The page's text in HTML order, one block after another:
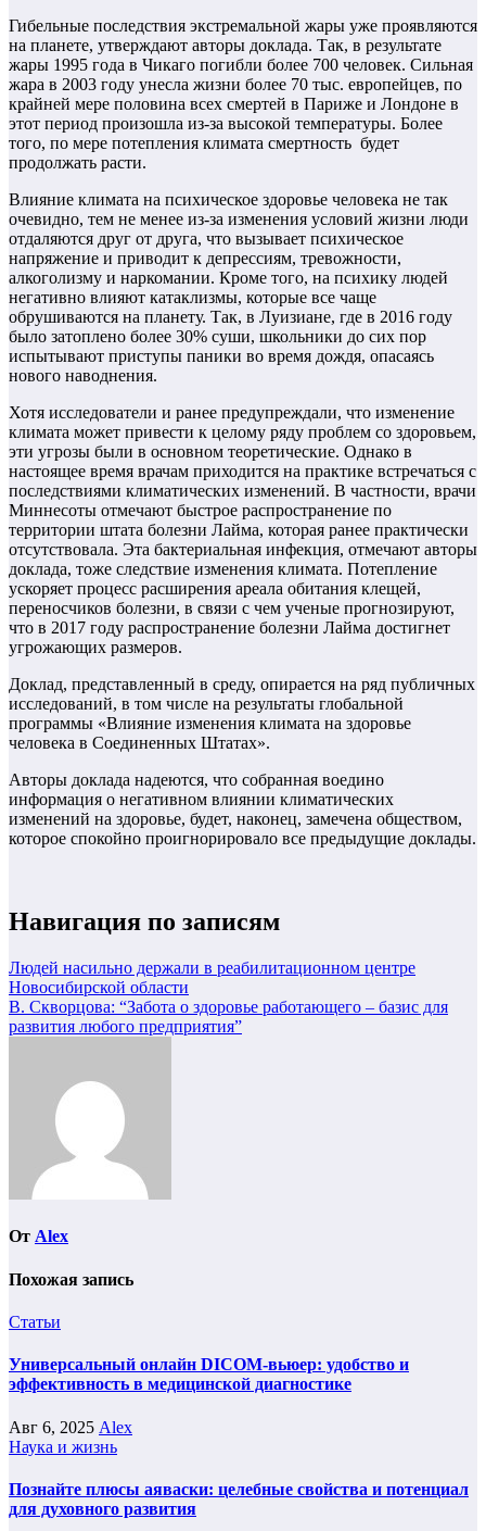
Гибельные последствия экстремальной жары уже проявляются
на планете, утверждают авторы доклада. Так, в результате
жары 1995 года в Чикаго погибли более 700 человек. Сильная
жара в 2003 году унесла жизни более 70 тыс. европейцев, по
крайней мере половина всех смертей в Париже и Лондоне в
этот период произошла из-за высокой температуры. Более
того, по мере потепления климата смертность будет
продолжать расти.
Влияние климата на психическое здоровье человека не так
очевидно, тем не менее из-за изменения условий жизни люди
отдаляются друг от друга, что вызывает психическое
напряжение и приводит к депрессиям, тревожности,
алкоголизму и наркомании. Кроме того, на психику людей
негативно влияют катаклизмы, которые все чаще
обрушиваются на планету. Так, в Луизиане, где в 2016 году
было затоплено более 30% суши, школьники до сих пор
испытывают приступы паники во время дождя, опасаясь
нового наводнения.
Хотя исследователи и ранее предупреждали, что изменение
климата может привести к целому ряду проблем со здоровьем,
эти угрозы были в основном теоретические. Однако в
настоящее время врачам приходится на практике встречаться с
последствиями климатических изменений. В частности, врачи
Миннесоты отмечают быстрое распространение по
территории штата болезни Лайма, которая ранее практически
отсутствовала. Эта бактериальная инфекция, отмечают авторы
доклада, тоже следствие изменения климата. Потепление
ускоряет процесс расширения ареала обитания клещей,
переносчиков болезни, в связи с чем ученые прогнозируют,
что в 2017 году распространение болезни Лайма достигнет
угрожающих размеров.
Доклад, представленный в среду, опирается на ряд публичных
исследований, в том числе на результаты глобальной
программы «Влияние изменения климата на здоровье
человека в Соединенных Штатах».
Авторы доклада надеются, что собранная воедино
информация о негативном влиянии климатических
изменений на здоровье, будет, наконец, замечена обществом,
которое спокойно проигнорировало все предыдущие доклады.
Навигация по записям
Людей насильно держали в реабилитационном центре
Новосибирской области
В. Скворцова: “Забота о здоровье работающего – базис для
развития любого предприятия”
От Alex
Похожая запись
Статьи
Универсальный онлайн DICOM-вьюер: удобство и
эффективность в медицинской диагностике
Авг 6, 2025 Alex
Наука и жизнь
Познайте плюсы аяваски: целебные свойства и потенциал
для духовного развития